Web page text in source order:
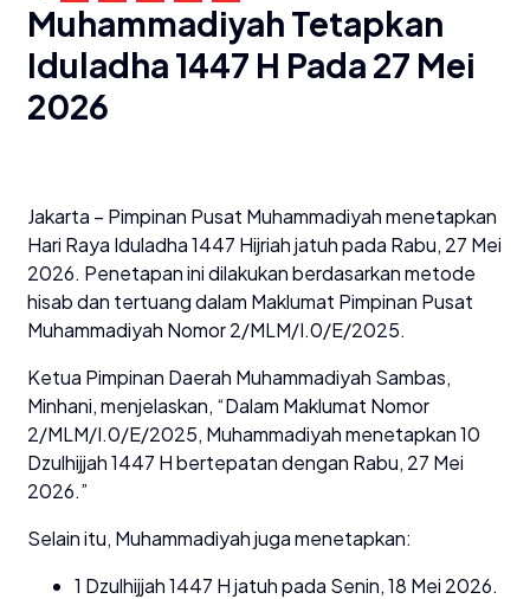
Muhammadiyah Tetapkan
Iduladha 1447 H Pada 27 Mei
2026
Jakarta – Pimpinan Pusat Muhammadiyah menetapkan
Hari Raya Iduladha 1447 Hijriah jatuh pada Rabu, 27 Mei
2026. Penetapan ini dilakukan berdasarkan metode
hisab dan tertuang dalam Maklumat Pimpinan Pusat
Muhammadiyah Nomor 2/MLM/I.0/E/2025.
Ketua Pimpinan Daerah Muhammadiyah Sambas,
Minhani, menjelaskan, “Dalam Maklumat Nomor
2/MLM/I.0/E/2025, Muhammadiyah menetapkan 10
Dzulhijjah 1447 H bertepatan dengan Rabu, 27 Mei
2026.”
Selain itu, Muhammadiyah juga menetapkan:
1 Dzulhijjah 1447 H jatuh pada Senin, 18 Mei 2026.